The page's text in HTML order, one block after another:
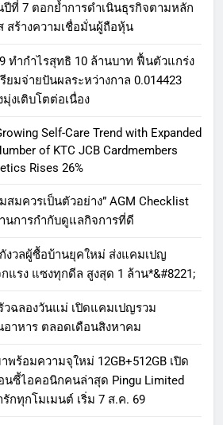
ปีที่ 7 ตอกย้ำการดำเนินธุรกิจตามหลัก
สร้างความเชื่อมั่นผู้ถือหุ้น
ทำกำไรสุทธิ 10 ล้านบาท ฟื้นตัวแกร่ง
ยมจ่ายปันผลระหว่างกาล 0.014423
งเติบโตต่อเนื่อง
Self-Care Trend with Expanded
of KTC JCB Cardmembers
Rises 26%
สมควรเป็นตัวอย่าง” AGM Checklist
นการกำกับดูแลกิจการที่ดี
งวลผู้ซื้อบ้านยุคใหม่ ส่งแคมเปญ
แรง แซงทุกดีล สูงสุด 1 ล้าน*&#8221;
ฉลองวันแม่ เปิดแคมเปญรวม
าหาร ตลอดเดือนสิงหาคม
าพร้อมความจุใหม่ 12GB+512GB เปิด
นซี้ไอคอนิกคนล่าสุด Pingu Limited
กทุกโมเมนต์ เริ่ม 7 ส.ค. 69